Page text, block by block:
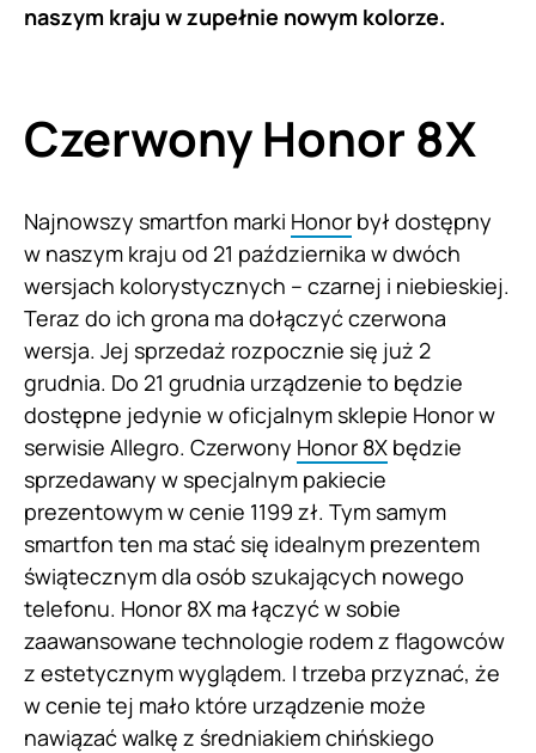
naszym kraju w zupełnie nowym kolorze.
Czerwony Honor 8X
Najnowszy smartfon marki Honor był dostępny
w naszym kraju od 21 października w dwóch
wersjach kolorystycznych – czarnej i niebieskiej.
Teraz do ich grona ma dołączyć czerwona
wersja. Jej sprzedaż rozpocznie się już 2
grudnia. Do 21 grudnia urządzenie to będzie
dostępne jedynie w oficjalnym sklepie Honor w
serwisie Allegro. Czerwony Honor 8X będzie
sprzedawany w specjalnym pakiecie
prezentowym w cenie 1199 zł. Tym samym
smartfon ten ma stać się idealnym prezentem
świątecznym dla osób szukających nowego
telefonu. Honor 8X ma łączyć w sobie
zaawansowane technologie rodem z flagowców
z estetycznym wyglądem. I trzeba przyznać, że
w cenie tej mało które urządzenie może
nawiązać walkę z średniakiem chińskiego